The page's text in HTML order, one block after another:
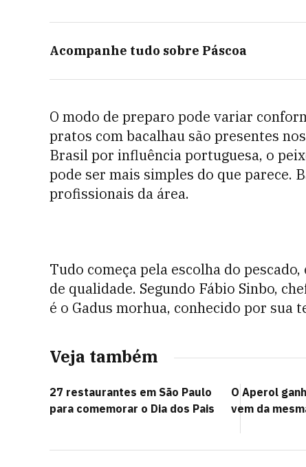
Acompanhe tudo sobre Páscoa
O modo de preparo pode variar
pratos com bacalhau são presentes nos
Brasil por influência portuguesa, o
pode ser mais simples do que parece.
profissionais da área.
Tudo começa pela escolha do
de qualidade. Segundo Fábio Sinbo,
é o Gadus morhua, conhecido por sua
Veja também
27 restaurantes em São Paulo
para comemorar o Dia dos Pais
O Aperol
vem da